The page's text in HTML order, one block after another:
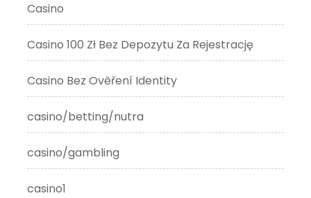
Casino
Casino 100 Zł Bez Depozytu Za Rejestrację
Casino Bez Ověření Identity
casino/betting/nutra
casino/gambling
casino1